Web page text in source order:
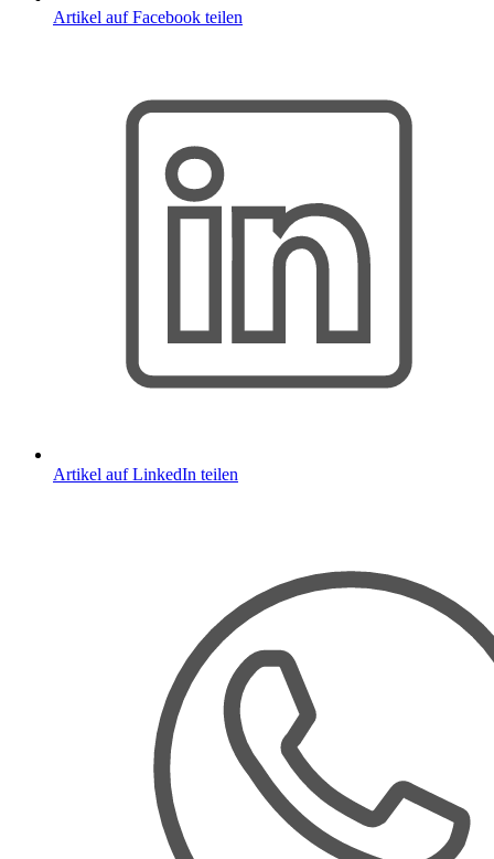
Artikel auf Facebook teilen
Artikel auf LinkedIn teilen